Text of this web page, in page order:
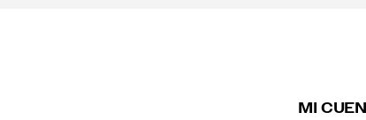
MI